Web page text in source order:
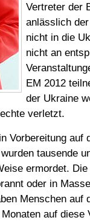
Vertreter der
anlässlich
nicht in die
nicht an
EM 2012
der Ukraine
verletzt.
Vorbereitung auf
tausende
ermordet.
oder in
Menschen auf
auf diese